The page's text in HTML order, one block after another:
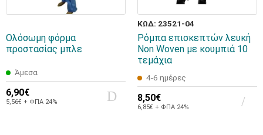
Ολόσωμη φόρμα
προστασίας μπλε
Άμεσα
6,90€
5,56€ + ΦΠΑ 24%
ΚΩΔ: 23521-04
Ρόμπα επισκεπτών λευκή
Non Woven με κουμπιά 10
τεμάχια
4-6 ημέρες
8,50€
6,85€ + ΦΠΑ 24%